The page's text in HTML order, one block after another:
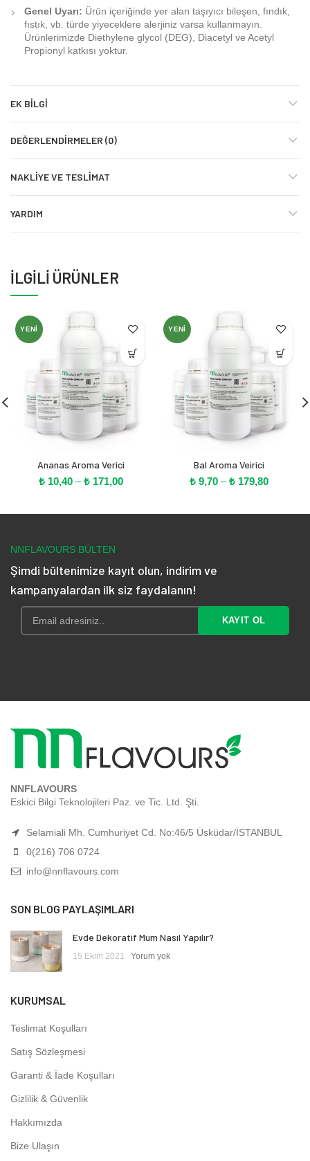
Genel Uyarı: Ürün içeriğinde yer alan taşıyıcı bileşen, fındık,
fıstık, vb. türde yiyeceklere alerjiniz varsa kullanmayın.
Ürünlerimizde Diethylene glycol (DEG), Diacetyl ve Acetyl
Propionyl katkısı yoktur.
EK BILGI
DEĞERLENDIRMELER (0)
NAKLIYE VE TESLIMAT
YARDIM
İLGILI ÜRÜNLER
YENI
Ananas Aroma Verici
₺ 10,40 –₺ 171,00Fiyat
YENI
Bal Aroma Veirici
₺ 9,70 –₺ 179,80Fiyat
NNFLAVOURS BÜLTEN
Şimdi bültenimize kayıt olun, indirim ve
kampanyalardan ilk siz faydalanın!
NNFLAVOURS
Eskici Bilgi Teknolojileri Paz. ve Tic. Ltd. Şti.
Selamiali Mh. Cumhuriyet Cd. No:46/5 Üsküdar/İSTANBUL
0(216) 706 0724
info@nnflavours.com
SON BLOG PAYLAŞIMLARI
Evde Dekoratif Mum Nasıl Yapılır?
15 Ekim 2021 Yorum yok
KURUMSAL
Teslimat Koşulları
Satış Sözleşmesi
Garanti & İade Koşulları
Gizlilik & Güvenlik
Hakkımızda
Bize Ulaşın